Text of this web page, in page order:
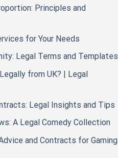
Principles and
for Your Needs
Legal Terms and Templates
from UK? | Legal
Legal Insights and Tips
A Legal Comedy Collection
and Contracts for Gaming